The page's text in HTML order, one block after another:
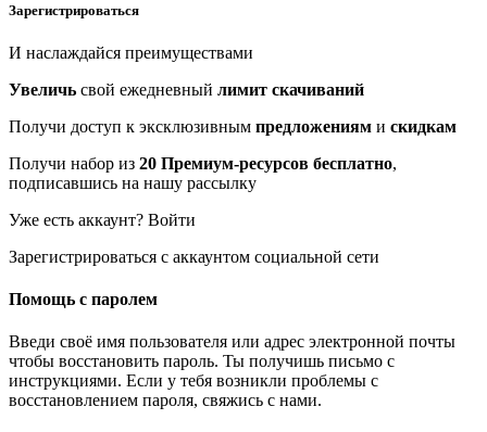
Зарегистрироваться
И наслаждайся преимуществами
Увеличь свой ежедневный лимит скачиваний
Получи доступ к эксклюзивным предложениям и скидкам
Получи набор из 20 Премиум-ресурсов бесплатно,
подписавшись на нашу рассылку
Уже есть аккаунт? Войти
Зарегистрироваться с аккаунтом социальной сети
Помощь с паролем
Введи своё имя пользователя или адрес электронной почты
чтобы восстановить пароль. Ты получишь письмо с
инструкциями. Если у тебя возникли проблемы с
восстановлением пароля, свяжись с нами.